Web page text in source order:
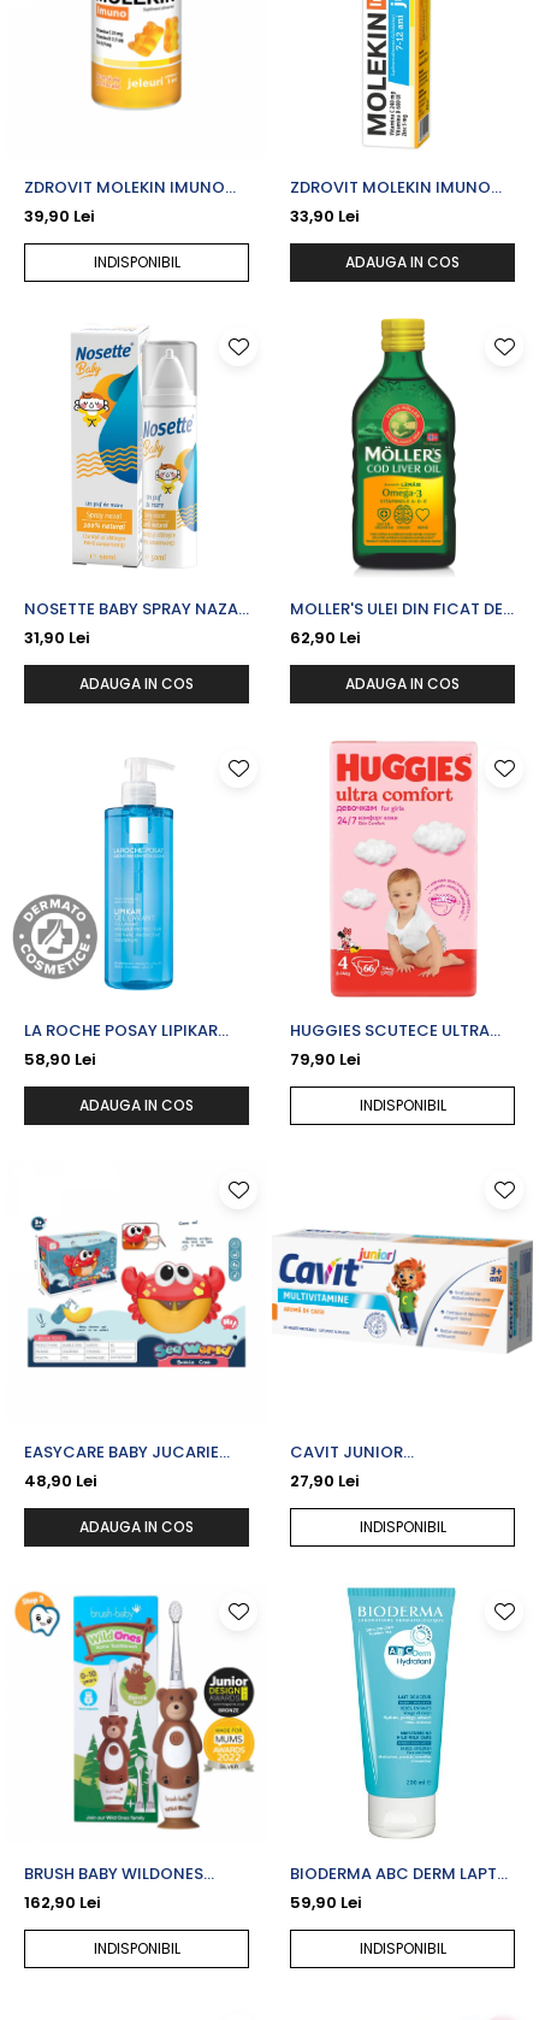
ZDROVIT MOLEKIN IMUNO
PORTOCALE 3 ANI+ X 60
39,90 Lei
INDISPONIBIL
ZDROVIT MOLEKIN IMUNO
JUNIOR 7-12 ANI X 20 CPR.
33,90 Lei
ADAUGA IN COS
NOSETTE BABY SPRAY NAZAL
APA DE MARE IZOTONICA X
31,90 Lei
ADAUGA IN COS
MOLLER'S ULEI DIN FICAT DE
COD OMEGA 3 AROMA
62,90 Lei
ADAUGA IN COS
LA ROCHE POSAY LIPIKAR
GEL SPALARE PIELE SENSIBILA
BEBELUSI/COPII/ADULTI X
400 ML
58,90 Lei
ADAUGA IN COS
HUGGIES SCUTECE ULTRA
COMFORT MEGA GIRL NR. 4
79,90 Lei
INDISPONIBIL
EASYCARE BABY JUCARIE
MUZICALA CRAB PENTRU
48,90 Lei
ADAUGA IN COS
CAVIT JUNIOR
MULTIVITAMINE CAISE X 20
27,90 Lei
INDISPONIBIL
BRUSH BABY WILDONES
PERIUTA DE DINTI ELECTRICA
0-10 ANI - BRB 239
162,90 Lei
INDISPONIBIL
BIODERMA ABC DERM LAPTE
HIDRATANT X 200 ML
59,90 Lei
INDISPONIBIL